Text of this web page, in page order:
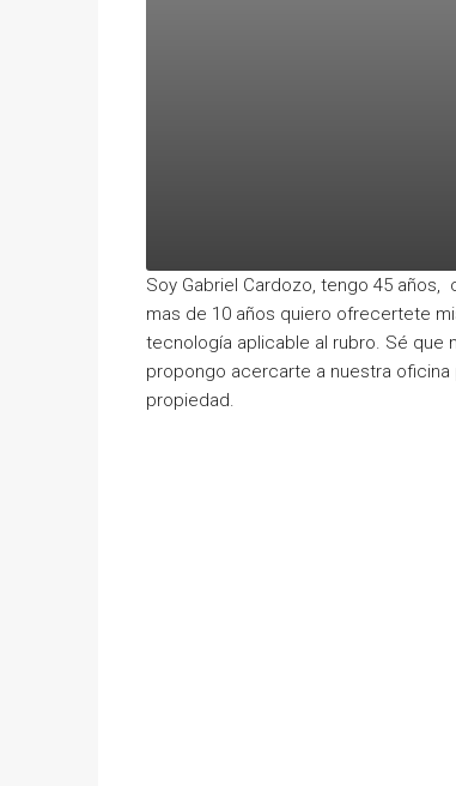
Soy Gabriel Cardozo, tengo 45
mas de 10 años quiero ofrecertete
tecnología aplicable al rubro. Sé que
propongo acercarte a nuestra
propiedad.